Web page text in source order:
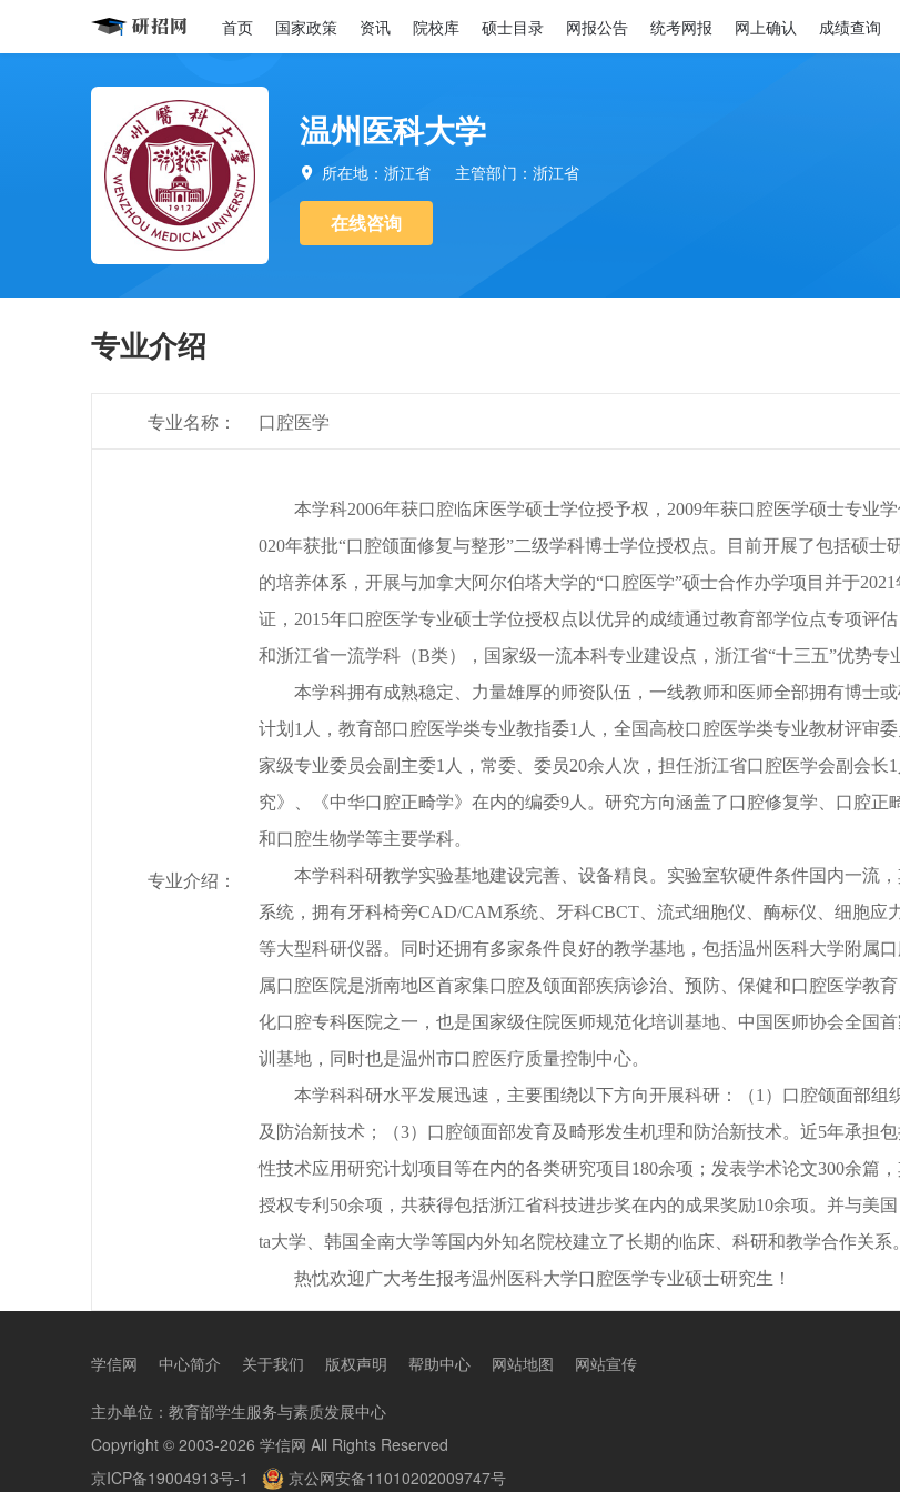
首页 国家政策 资讯 院校库 硕士目录 网报公告 统考网报 网上确认 成绩查询
温州医科大学
 所在地：浙江省 主管部门：浙江省
在线咨询
专业介绍
专业名称： 口腔医学
专业介绍：
本学科2006年获口腔临床医学硕士学位授予权，2009年获口腔医学硕士专业
020年获批“口腔颌面修复与整形”二级学科博士学位授权点。目前开展了包括硕
的培养体系，开展与加拿大阿尔伯塔大学的“口腔医学”硕士合作办学项目并于
证，2015年口腔医学专业硕士学位授权点以优异的成绩通过教育部学位点专项评
和浙江省一流学科（B类），国家级一流本科专业建设点，浙江省“十三五”优势专
本学科拥有成熟稳定、力量雄厚的师资队伍，一线教师和医师全部拥有博士
计划1人，教育部口腔医学类专业教指委1人，全国高校口腔医学类专业教材评审
家级专业委员会副主委1人，常委、委员20余人次，担任浙江省口腔医学会副会
究》、《中华口腔正畸学》在内的编委9人。研究方向涵盖了口腔修复学、口腔
和口腔生物学等主要学科。
本学科科研教学实验基地建设完善、设备精良。实验室软硬件条件国内一流
系统，拥有牙科椅旁CAD/CAM系统、牙科CBCT、流式细胞仪、酶标仪、细胞应
等大型科研仪器。同时还拥有多家条件良好的教学基地，包括温州医科大学附属
属口腔医院是浙南地区首家集口腔及颌面部疾病诊治、预防、保健和口腔医学教
化口腔专科医院之一，也是国家级住院医师规范化培训基地、中国医师协会全国
训基地，同时也是温州市口腔医疗质量控制中心。
本学科科研水平发展迅速，主要围绕以下方向开展科研：（1）口腔颌面部组
及防治新技术；（3）口腔颌面部发育及畸形发生机理和防治新技术。近5年承担
性技术应用研究计划项目等在内的各类研究项目180余项；发表学术论文300余篇
授权专利50余项，共获得包括浙江省科技进步奖在内的成果奖励10余项。并与美
ta大学、韩国全南大学等国内外知名院校建立了长期的临床、科研和教学合作关系。
热忱欢迎广大考生报考温州医科大学口腔医学专业硕士研究生！
学信网 中心简介 关于我们 版权声明 帮助中心 网站地图 网站宣传
主办单位： 教育部学生服务与素质发展中心
Copyright © 2003-2026 学信网 All Rights Reserved
京ICP备19004913号-1
京公网安备11010202009747号